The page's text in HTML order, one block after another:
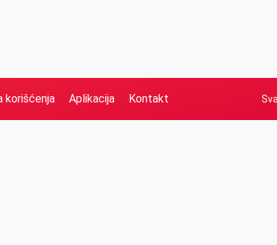
korišćenja Aplikacija Kontakt